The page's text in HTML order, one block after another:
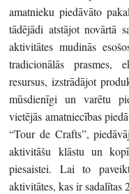
amatnieku piedāvāto
tādējādi atstājot novārtā
aktivitātes mudinās
tradicionālās prasmes,
resursus, izstrādājot
mūsdienīgi un varētu
vietējās amatniecības
“Tour de Crafts”,
aktivitāšu klāstu un
piesaistei. Lai to
aktivitātes, kas ir sadalītas